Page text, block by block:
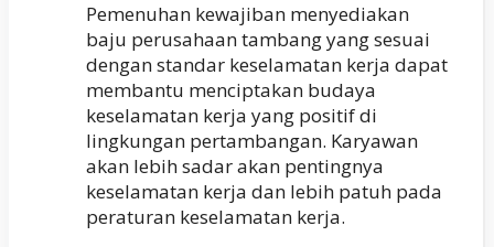
Pemenuhan kewajiban menyediakan
baju perusahaan tambang yang sesuai
dengan standar keselamatan kerja dapat
membantu menciptakan budaya
keselamatan kerja yang positif di
lingkungan pertambangan. Karyawan
akan lebih sadar akan pentingnya
keselamatan kerja dan lebih patuh pada
peraturan keselamatan kerja.